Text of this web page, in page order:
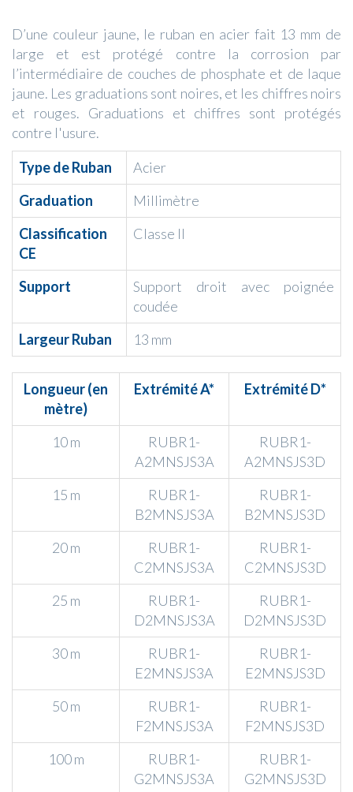
D’une couleur jaune, le ruban en acier fait 13 mm de
large et est protégé contre la corrosion par
l’intermédiaire de couches de phosphate et de laque
jaune. Les graduations sont noires, et les chiffres noirs
et rouges. Graduations et chiffres sont protégés
contre l'usure.
Type de Ruban
Acier
Graduation
Millimètre
Classification
CE
Classe II
Support
Support droit avec poignée
coudée
Largeur Ruban
13 mm
Longueur (en
mètre)
Extrémité A* Extrémité D*
10 m
RUBR1-
A2MNSJS3A
RUBR1-
A2MNSJS3D
15 m
RUBR1-
B2MNSJS3A
RUBR1-
B2MNSJS3D
20 m
RUBR1-
C2MNSJS3A
RUBR1-
C2MNSJS3D
25 m
RUBR1-
D2MNSJS3A
RUBR1-
D2MNSJS3D
30 m
RUBR1-
E2MNSJS3A
RUBR1-
E2MNSJS3D
50 m
RUBR1-
F2MNSJS3A
RUBR1-
F2MNSJS3D
100 m
RUBR1-
G2MNSJS3A
RUBR1-
G2MNSJS3D